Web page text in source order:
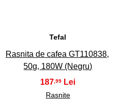
Tefal
Rasnita de cafea GT110838,
50g, 180W (Negru)
187 ,99
Rasnite